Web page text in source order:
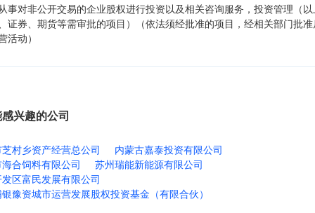
事对非公开交易的企业股权进行投资以及相关咨询服务，投资管理（
证券、期货等需审批的项目）（依法须经批准的项目，经相关部门批
活动）
兴趣的公司
村乡资产经营总公司
内蒙古嘉泰投资有限公司
合饲料有限公司
苏州瑞能新能源有限公司
区富民发展有限公司
豫资城市运营发展股权投资基金（有限合伙）